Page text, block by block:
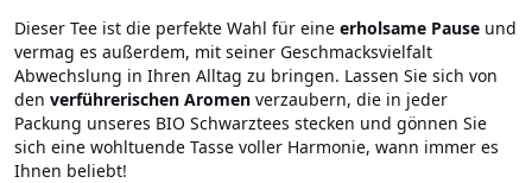
Dieser Tee ist die perfekte Wahl für eine erholsame Pause und
vermag es außerdem, mit seiner Geschmacksvielfalt
Abwechslung in Ihren Alltag zu bringen. Lassen Sie sich von
den verführerischen Aromen verzaubern, die in jeder
Packung unseres BIO Schwarztees stecken und gönnen Sie
sich eine wohltuende Tasse voller Harmonie, wann immer es
Ihnen beliebt!